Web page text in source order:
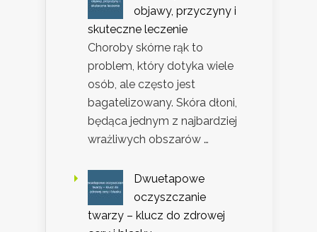
objawy, przyczyny i
skuteczne leczenie
Choroby skórne rąk to
problem, który dotyka wiele
osób, ale często jest
bagatelizowany. Skóra dłoni,
będąca jednym z najbardziej
wrażliwych obszarów …
Dwuetapowe
oczyszczanie
twarzy – klucz do zdrowej